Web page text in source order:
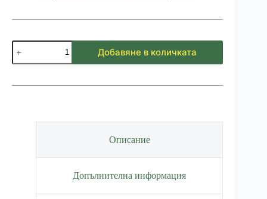
количество
за
Бутилка
ден
Добавяне в количката
Описание
Допълнителна информация